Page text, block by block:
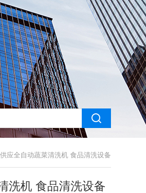
应全自动蔬菜清洗机 食品清洗设备
洗机 食品清洗设备